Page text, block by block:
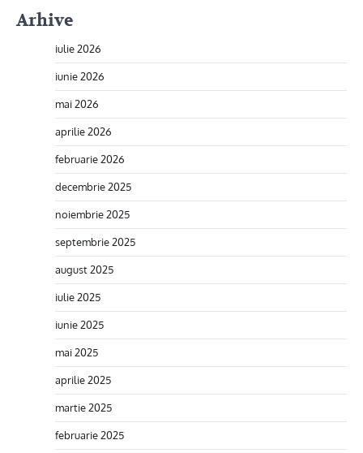
Arhive
iulie 2026
iunie 2026
mai 2026
aprilie 2026
februarie 2026
decembrie 2025
noiembrie 2025
septembrie 2025
august 2025
iulie 2025
iunie 2025
mai 2025
aprilie 2025
martie 2025
februarie 2025